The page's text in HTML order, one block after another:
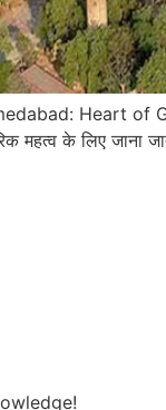
Heart of
महत्व के लिए जाना